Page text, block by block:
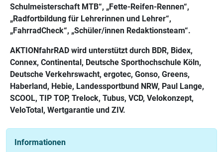
Schulmeisterschaft MTB“, „Fette-Reifen-Rennen“,
„Radfortbildung für Lehrerinnen und Lehrer“,
„FahrradCheck“, „Schüler/innen Redaktionsteam“.
AKTIONfahrRAD wird unterstützt durch BDR, Bidex,
Connex, Continental, Deutsche Sporthochschule Köln,
Deutsche Verkehrswacht, ergotec, Gonso, Greens,
Haberland, Hebie, Landessportbund NRW, Paul Lange,
SCOOL, TIP TOP, Trelock, Tubus, VCD, Velokonzept,
VeloTotal, Wertgarantie und ZIV.
Informationen